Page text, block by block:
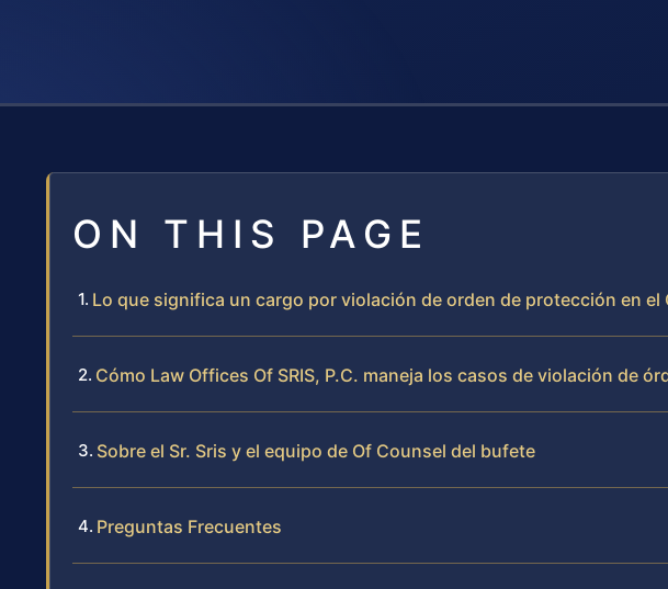
ON THIS PAGE
Lo que significa un cargo por violación de orden de protección en el
Cómo Law Offices Of SRIS, P.C. maneja los casos de violación de
Sobre el Sr. Sris y el equipo de Of Counsel del bufete
Preguntas Frecuentes